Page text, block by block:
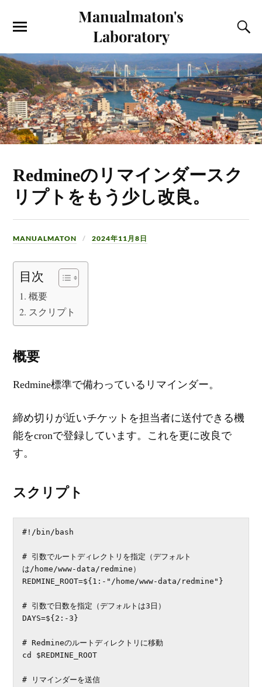
Manualmaton's
Laboratory
Redmineのリマインダースク
リプトをもう少し改良。
MANUALMATON 2024年11月8日
目次
概要
スクリプト
概要
Redmine標準で備わっているリマインダー。
締め切りが近いチケットを担当者に送付できる機
能をcronで登録しています。これを更に改良で
す。
スクリプト
#!/bin/bash
# 引数でルートディレクトリを指定（デフォルト
は/home/www-data/redmine）
REDMINE_ROOT=${1:-"/home/www-data/redmine"}
# 引数で日数を指定（デフォルトは3日）
DAYS=${2:-3}
# Redmineのルートディレクトリに移動
cd $REDMINE_ROOT
# リマインダーを送信